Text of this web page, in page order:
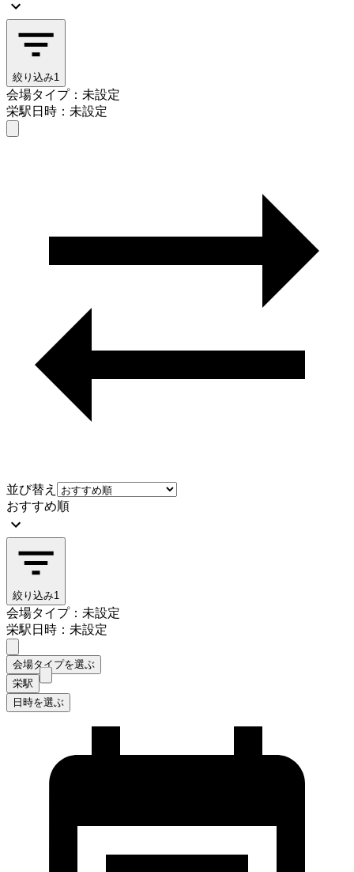
絞り込み1
会場タイプ：未設定
栄駅日時：未設定
並び替え
おすすめ順
絞り込み1
会場タイプ：未設定
栄駅日時：未設定
会場タイプを選ぶ
栄駅
日時を選ぶ